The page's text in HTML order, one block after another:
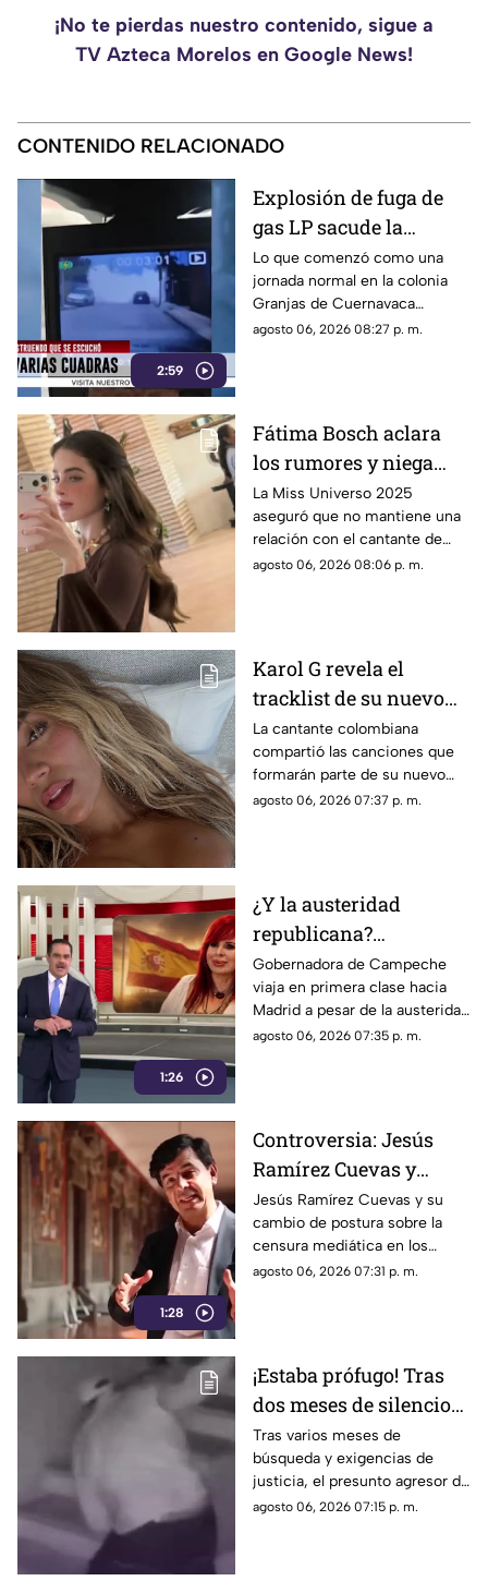
¡No te pierdas nuestro contenido, sigue a
TV Azteca Morelos en Google News!
CONTENIDO RELACIONADO
2:59
Explosión de fuga de
gas LP sacude la
colonia Las Granjas
Lo que comenzó como una
jornada normal en la colonia
Granjas de Cuernavaca
terminó en una movilización
agosto 06, 2026 08:27 p. m.
Fátima Bosch aclara
los rumores y niega
tener un romance con
Natanael Cano
La Miss Universo 2025
aseguró que no mantiene una
relación con el cantante de
corridos tumbados.
agosto 06, 2026 08:06 p. m.
Karol G revela el
tracklist de su nuevo
álbum antes de su
lanzamiento; esta es la
lista completa
La cantante colombiana
compartió las canciones que
formarán parte de su nuevo
material de estudio,
agosto 06, 2026 07:37 p. m.
1:26
¿Y la austeridad
republicana?
Gobernadora Layda
Sansores viaja en
primera clase hacia
Madrid
Gobernadora de Campeche
viaja en primera clase hacia
Madrid a pesar de la austeridad
republicana.
agosto 06, 2026 07:35 p. m.
1:28
Controversia: Jesús
Ramírez Cuevas y
Censura a los Medios
de Comunicación
Jesús Ramírez Cuevas y su
cambio de postura sobre la
censura mediática en los
medios de comunicación.
agosto 06, 2026 07:31 p. m.
¡Estaba prófugo! Tras
dos meses de silencio
detuvieron a Jorge "N",
agresor de Paula
Tras varios meses de
búsqueda y exigencias de
justicia, el presunto agresor de
Paula Fajardo fue localizado y
agosto 06, 2026 07:15 p. m.